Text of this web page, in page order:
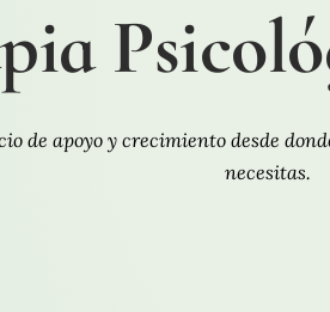
de apoyo y crecimiento desde
necesitas.